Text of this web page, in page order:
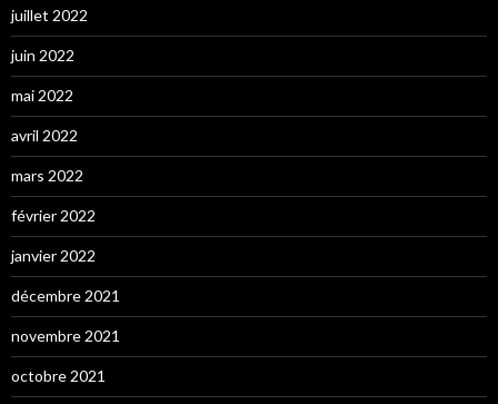
juillet 2022
juin 2022
mai 2022
avril 2022
mars 2022
février 2022
janvier 2022
décembre 2021
novembre 2021
octobre 2021